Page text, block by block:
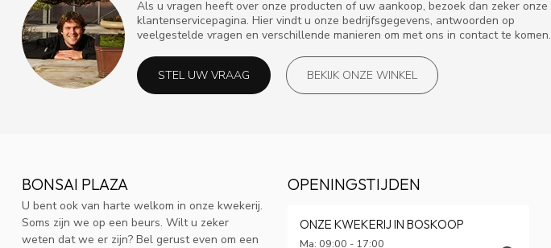
Als u vragen heeft over onze producten of uw aankoop, bezoek dan zeker onze
klantenservicepagina. Hier vindt u onze bedrijfsgegevens, antwoorden op
veelgestelde vragen en verschillende manieren om met ons in contact te komen.
STEL UW VRAAG BEKIJK ONZE WINKEL
BONSAI PLAZA
U bent ook van harte welkom in onze kwekerij.
Soms zijn we op een beurs. Wilt u zeker
weten dat we er zijn? Bel gerust even om een
OPENINGSTIJDEN
ONZE KWEKERIJ IN BOSKOOP
Ma: 09:00 - 17:00